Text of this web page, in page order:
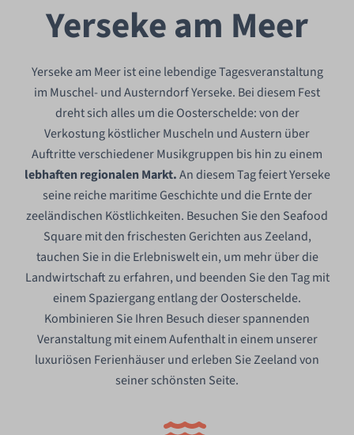
Yerseke am Meer
Yerseke am Meer ist eine lebendige Tagesveranstaltung
im Muschel- und Austerndorf Yerseke. Bei diesem Fest
dreht sich alles um die Oosterschelde: von der
Verkostung köstlicher Muscheln und Austern über
Auftritte verschiedener Musikgruppen bis hin zu einem
lebhaften regionalen Markt.An diesem Tag feiert Yerseke
seine reiche maritime Geschichte und die Ernte der
zeeländischen Köstlichkeiten. Besuchen Sie den Seafood
Square mit den frischesten Gerichten aus Zeeland,
tauchen Sie in die Erlebniswelt ein, um mehr über die
Landwirtschaft zu erfahren, und beenden Sie den Tag mit
einem Spaziergang entlang der Oosterschelde.
Kombinieren Sie Ihren Besuch dieser spannenden
Veranstaltung mit einem Aufenthalt in einem unserer
luxuriösen Ferienhäuser und erleben Sie Zeeland von
seiner schönsten Seite.